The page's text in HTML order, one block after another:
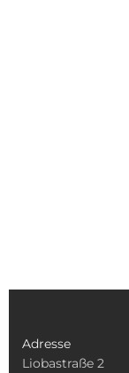
Adresse
Liobastraße 2